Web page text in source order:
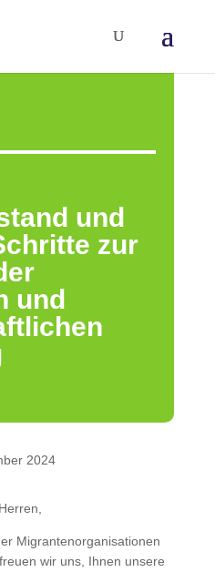
und
zur
und
2024
Migrantenorganisationen
wir uns, Ihnen unsere